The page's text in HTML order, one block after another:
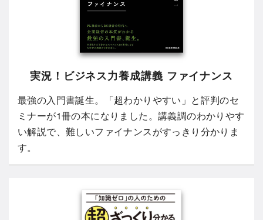
実況！ビジネス力養成講義 ファイナンス
最強の入門書誕生。「超わかりやすい」と評判のセ
ミナーが1冊の本になりました。講義調のわかりやす
い解説で、難しいファイナンスがすっきり分かりま
す。